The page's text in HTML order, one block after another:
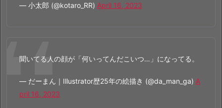
— 小太郎 (@kotaro_RR) April 16, 2023
聞いてる人の顔が「何いってんだこいつ…」になってる。
— だーまん｜Illustrator歴25年の絵描き (@da_man_ga) A
pril 16, 2023